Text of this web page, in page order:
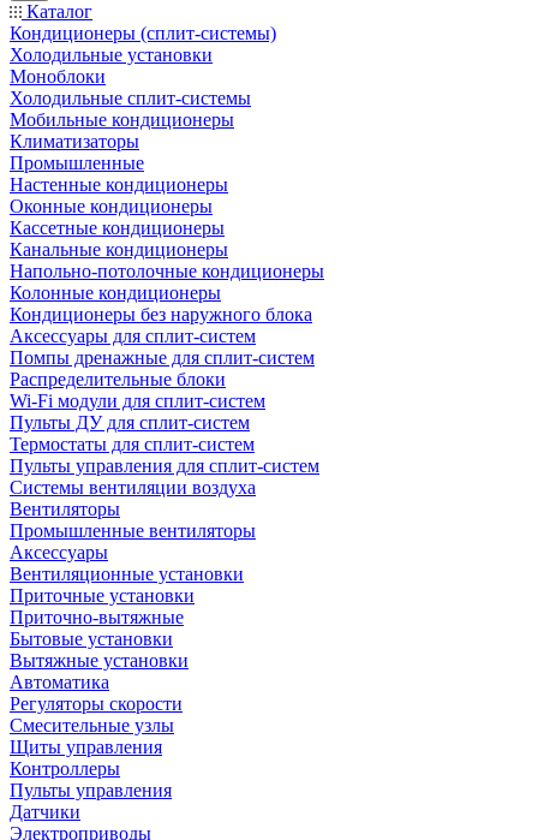
Каталог
Кондиционеры (сплит-системы)
Холодильные установки
Моноблоки
Холодильные сплит-системы
Мобильные кондиционеры
Климатизаторы
Промышленные
Настенные кондиционеры
Оконные кондиционеры
Кассетные кондиционеры
Канальные кондиционеры
Напольно-потолочные кондиционеры
Колонные кондиционеры
Кондиционеры без наружного блока
Аксессуары для сплит-систем
Помпы дренажные для сплит-систем
Распределительные блоки
Wi-Fi модули для сплит-систем
Пульты ДУ для сплит-систем
Термостаты для сплит-систем
Пульты управления для сплит-систем
Системы вентиляции воздуха
Вентиляторы
Промышленные вентиляторы
Аксессуары
Вентиляционные установки
Приточные установки
Приточно-вытяжные
Бытовые установки
Вытяжные установки
Автоматика
Регуляторы скорости
Смесительные узлы
Щиты управления
Контроллеры
Пульты управления
Датчики
Электроприводы